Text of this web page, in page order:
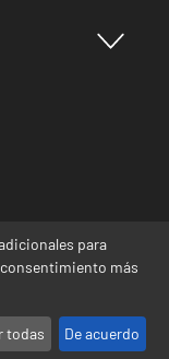
desde el
de forma
errores o
para
más
todas De acuerdo